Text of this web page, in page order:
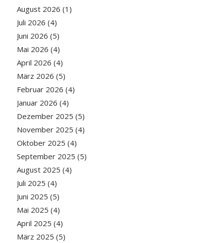
August 2026 (1)
Juli 2026 (4)
Juni 2026 (5)
Mai 2026 (4)
April 2026 (4)
März 2026 (5)
Februar 2026 (4)
Januar 2026 (4)
Dezember 2025 (5)
November 2025 (4)
Oktober 2025 (4)
September 2025 (5)
August 2025 (4)
Juli 2025 (4)
Juni 2025 (5)
Mai 2025 (4)
April 2025 (4)
März 2025 (5)